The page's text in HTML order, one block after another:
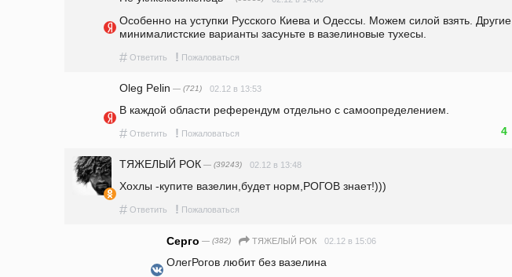
Особенно на уступки Русского Киева и Одессы. Можем силой взять. Другие
минималистские варианты засуньте в вазелиновые тухесы.
# Ответить ! Пожаловаться
Oleg Pelin — (721) 02.12 в 13:53
В каждой области референдум отдельно с самоопределением.
# Ответить ! Пожаловаться 4
ТЯЖЕЛЫЙ РОК — (39243) 02.12 в 13:48
Хохлы -купите вазелин,будет норм,РОГОВ знает!)))
# Ответить ! Пожаловаться
Серго — (382) ТЯЖЕЛЫЙ РОК 02.12 в 15:06
ОлегРогов любит без вазелина